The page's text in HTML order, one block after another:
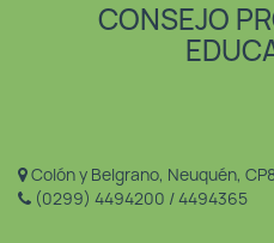
CONSEJO
Colón y Belgrano, Neuquén,
(0299) 4494200 / 4494365